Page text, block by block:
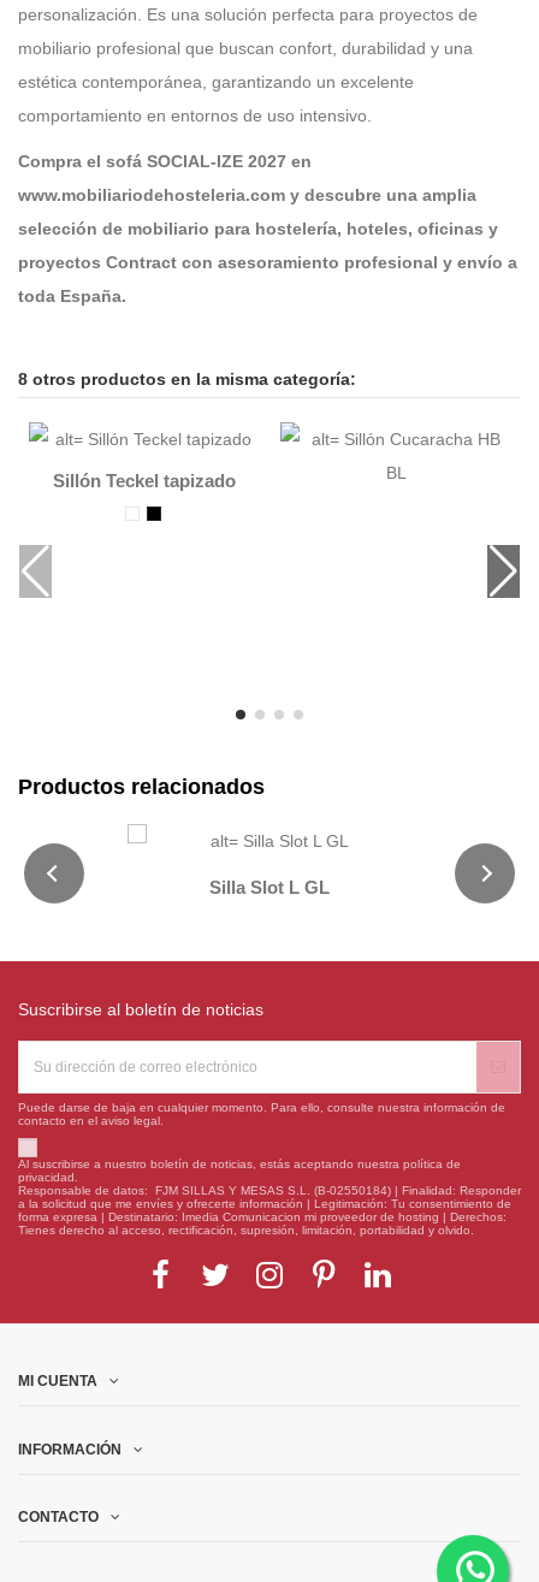
personalización. Es una solución perfecta para proyectos de
mobiliario profesional que buscan confort, durabilidad y una
estética contemporánea, garantizando un excelente
comportamiento en entornos de uso intensivo.
Compra el sofá SOCIAL-IZE 2027 en
www.mobiliariodehosteleria.com y descubre una amplia
selección de mobiliario para hostelería, hoteles, oficinas y
proyectos Contract con asesoramiento profesional y envío a
toda España.
8 otros productos en la misma categoría:
Sillón Teckel tapizado
Productos relacionados
Silla Slot L GL
Suscribirse al boletín de noticias
Puede darse de baja en cualquier momento. Para ello, consulte nuestra información de
contacto en el aviso legal.
Al suscribirse a nuestro boletín de noticias, estás aceptando nuestra política de
privacidad.
Responsable de datos: FJM SILLAS Y MESAS S.L. (B-02550184) | Finalidad: Responder
a la solicitud que me envíes y ofrecerte información | Legitimación: Tu consentimiento de
forma expresa | Destinatario: Imedia Comunicacion mi proveedor de hosting | Derechos:
Tienes derecho al acceso, rectificación, supresión, limitación, portabilidad y olvido.
MI CUENTA
INFORMACIÓN
CONTACTO